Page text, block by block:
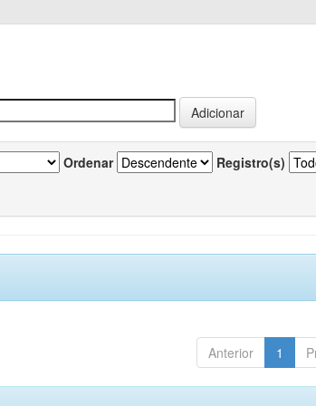
Ordenar Registro(s)
Anterior 1